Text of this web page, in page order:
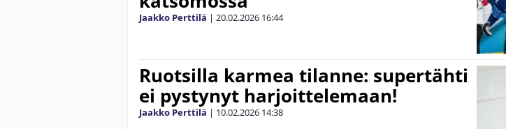
Jaakko Perttilä | 20.02.2026 16:44
Ruotsilla karmea tilanne: supertähti
ei pystynyt harjoittelemaan!
Jaakko Perttilä | 10.02.2026 14:38